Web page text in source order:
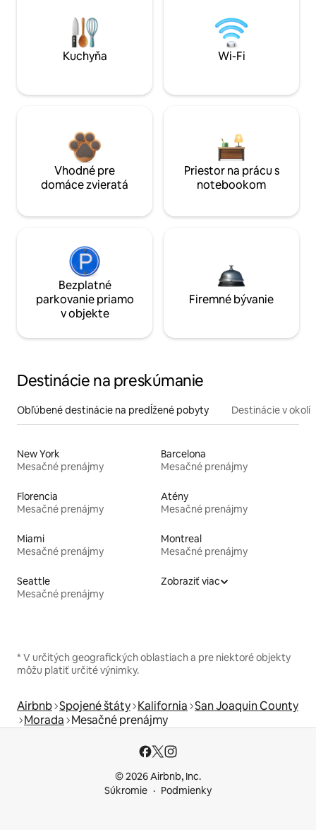
Kuchyňa Wi-Fi
Vhodné pre
domáce zvieratá
Priestor na prácu s
notebookom
Bezplatné
parkovanie priamo
v objekte
Firemné bývanie
Destinácie na preskúmanie
Obľúbené destinácie na predĺžené pobyty Destinácie v okolí
New York
Mesačné prenájmy
Barcelona
Mesačné prenájmy
Florencia
Mesačné prenájmy
Atény
Mesačné prenájmy
Miami
Mesačné prenájmy
Montreal
Mesačné prenájmy
Seattle
Mesačné prenájmy
Zobraziť viac
* V určitých geografických oblastiach a pre niektoré objekty
môžu platiť určité výnimky.
Airbnb Spojené štáty Kalifornia San Joaquin County
Morada Mesačné prenájmy
© 2026 Airbnb, Inc.
Súkromie
Podmienky